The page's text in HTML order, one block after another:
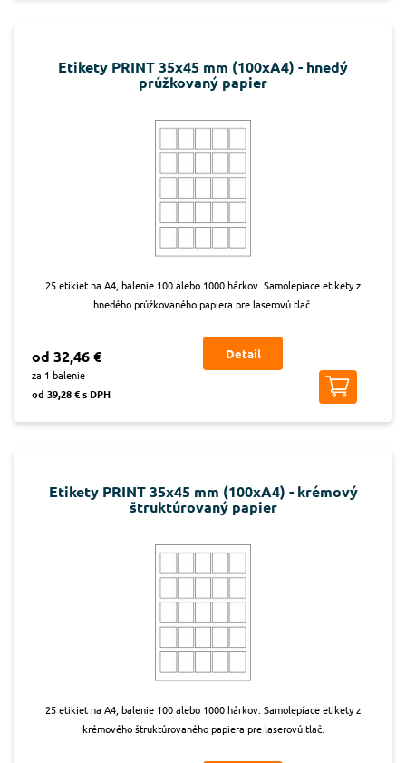
Etikety PRINT 35x45 mm (100xA4) - hnedý
prúžkovaný papier
25 etikiet na A4, balenie 100 alebo 1000 hárkov. Samolepiace etikety z
hnedého prúžkovaného papiera pre laserovú tlač.
od 32,46 €
za 1 balenie
od 39,28 € s DPH
Detail
Etikety PRINT 35x45 mm (100xA4) - krémový
štruktúrovaný papier
25 etikiet na A4, balenie 100 alebo 1000 hárkov. Samolepiace etikety z
krémového štruktúrovaného papiera pre laserovú tlač.